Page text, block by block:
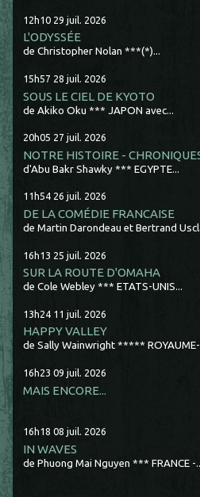
12h10 29 juil. 2026
L'ODYSSÉE
de Christopher Nolan ***(*)...
15h57 28 juil. 2026
SOUS LE CIEL DE KYOTO
de Akiko Oku *** JAPON avec...
20h05 27 juil. 2026
NOTRE HISTOIRE -
d'Abu Bakr Shawky *** EGYPTE...
11h54 26 juil. 2026
DE LA COMÉDIE FRANCAISE
de Martin Darondeau et Bertrand
16h13 25 juil. 2026
SUR LA ROUTE D'OMAHA
de Cole Webley *** ETATS-UNIS...
13h24 11 juil. 2026
HAPPY VALLEY
de Sally Wainwright ***** ROYAUME-
16h23 09 juil. 2026
MAIS ENCORE...
16h18 08 juil. 2026
IN WAVES
de Phuong Mai Nguyen *** FRANCE -